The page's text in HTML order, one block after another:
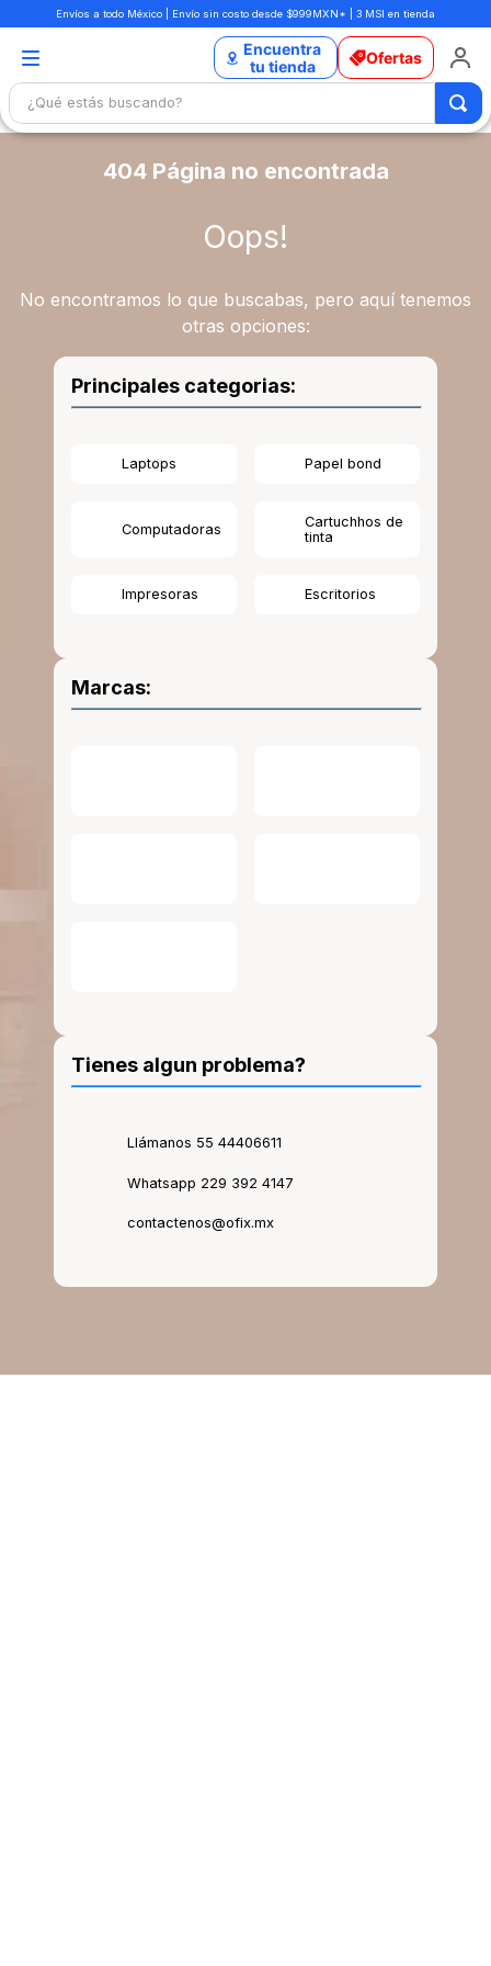
Envíos a todo México | Envío sin costo desde $999MXN* | 3 MSI en tienda
¿Qué estás buscando?
404 Página no encontrada
Oops!
No encontramos lo que buscabas, pero aquí tenemos
otras opciones:
Principales categorias:
Laptops Papel bond
Computadoras
Cartuchhos de
Marcas:
Tienes algun problema?
Llámanos 55 44406611
Whatsapp 229 392 4147